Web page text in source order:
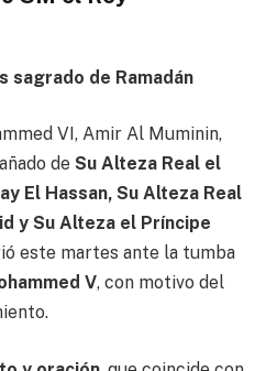
sagrado de Ramadán
VI, Amir Al Muminin,
de Su Alteza Real el
El Hassan, Su Alteza Real
y Su Alteza el Príncipe
este martes ante la tumba
V, con motivo del